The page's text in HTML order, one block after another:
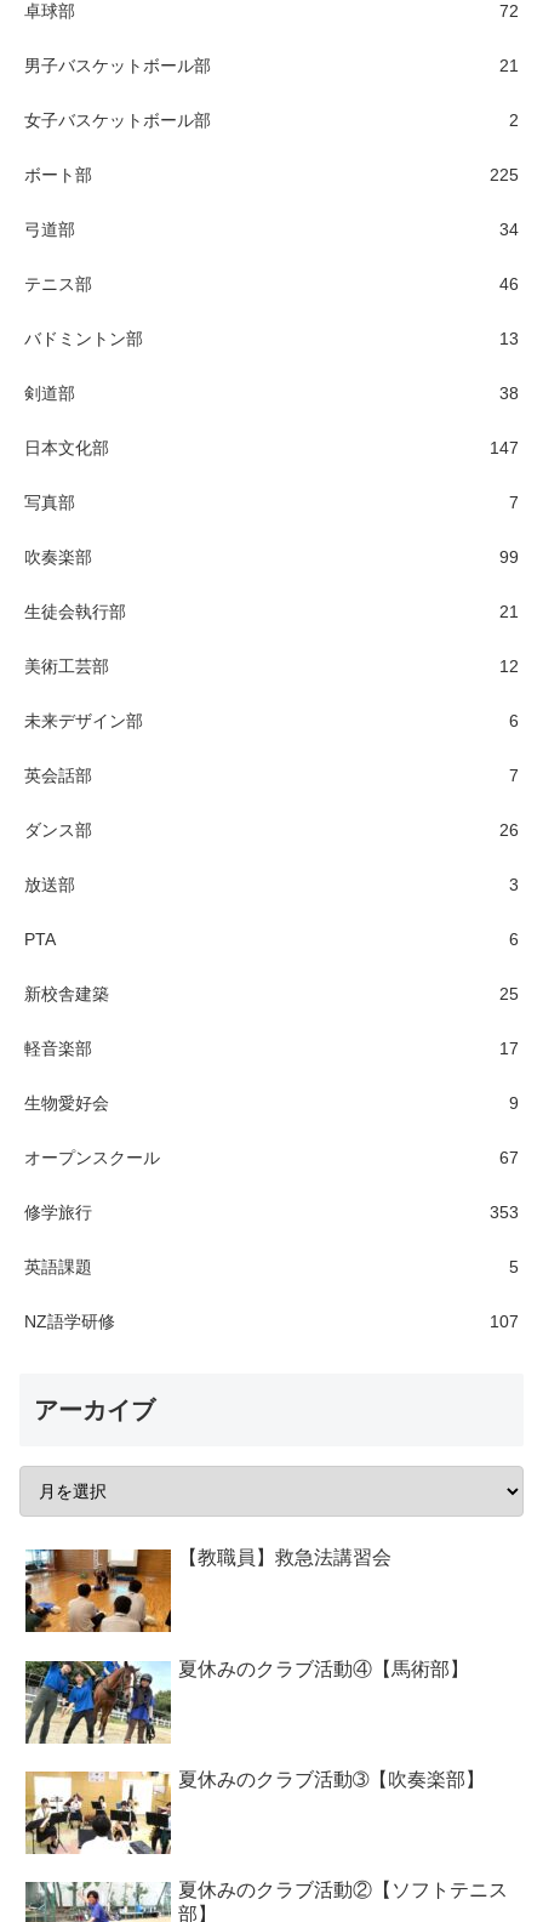
卓球部 72
男子バスケットボール部 21
女子バスケットボール部 2
ボート部 225
弓道部 34
テニス部 46
バドミントン部 13
剣道部 38
日本文化部 147
写真部 7
吹奏楽部 99
生徒会執行部 21
美術工芸部 12
未来デザイン部 6
英会話部 7
ダンス部 26
放送部 3
PTA 6
新校舎建築 25
軽音楽部 17
生物愛好会 9
オープンスクール 67
修学旅行 353
英語課題 5
NZ語学研修 107
アーカイブ
【教職員】救急法講習会
夏休みのクラブ活動④【馬術部】
夏休みのクラブ活動➂【吹奏楽部】
夏休みのクラブ活動②【ソフトテニス
部】